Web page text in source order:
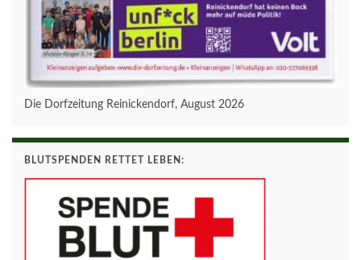
Die Dorfzeitung Reinickendorf, August 2026
BLUTSPENDEN RETTET LEBEN: